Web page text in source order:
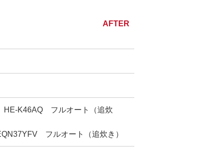
K46AQ フルオート（追炊
フルオート（追炊き）